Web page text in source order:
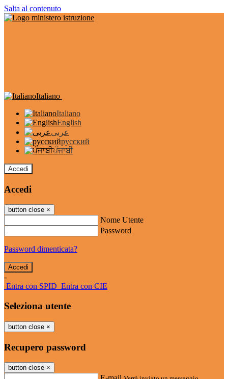
Salta al contenuto
Italiano
Italiano
English
عربى
русский
ਪੰਜਾਬੀ
Accedi
Accedi
button close ×
Nome Utente
Password
Password dimenticata?
-
Entra con SPID Entra con CIE
Seleziona utente
button close ×
Recupero password
button close ×